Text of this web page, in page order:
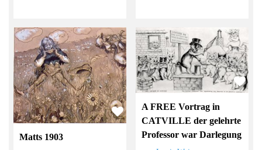
Matts 1903
A FREE Vortrag in
CATVILLE der gelehrte
Professor war Darlegung